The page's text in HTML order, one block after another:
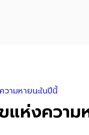
ามหายนะในปีนี้
ห่งความ